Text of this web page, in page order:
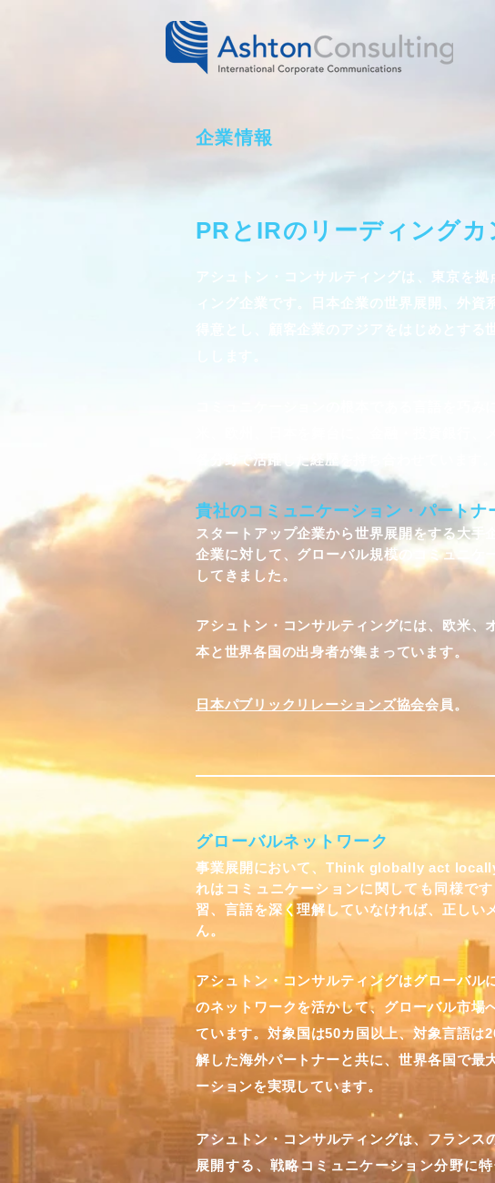
企業情報
PRとIRのリーディングカ
アシュトン・コンサルティングは、東京を
ィング企業です。日本企業の世界展開、外
各分野で活躍した経歴を持ち合わせています。
貴社のコミュニケーション・パートナ
スタートアップ企業から世界展開をする大手
企業に対して、グローバル規模のコミュニケ
してきました。
アシュトン・コンサルティングには、欧米、
本と世界各国の出身者が集まっています。
日本パブリックリレーションズ協会会員。
グローバルネットワーク
事業展開において、Think globally act
れはコミュニケーションに関しても同様で
習、言語を深く理解していなければ、正しい
ん。
アシュトン・コンサルティングはグローバル
のネットワークを活かして、グローバル市場
ています。対象国は50カ国以上、対象言語は
解した海外パートナーと共に、世界各国で最
ーションを実現しています。
アシュトン・コンサルティングは、フランス
展開する、戦略コミュニケーション分野に